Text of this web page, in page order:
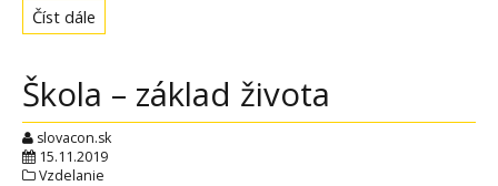
Číst dále
Škola – základ života
slovacon.sk
15.11.2019
Vzdelanie